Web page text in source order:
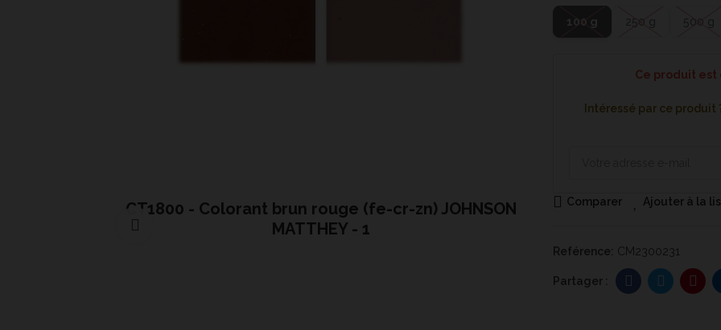
CT1800 - Colorant brun rouge (fe-cr-zn) JOHNSON
MATTHEY - 1
CT1800 - Colorant
Ce produit est
Intéressé par ce
Comparer Ajouter à la
Reférence: CM2300231